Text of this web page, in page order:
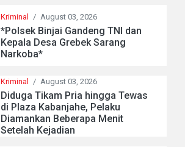
Kriminal / August 03, 2026
*Polsek Binjai Gandeng TNI dan
Kepala Desa Grebek Sarang
Narkoba*
Kriminal / August 03, 2026
Diduga Tikam Pria hingga Tewas
di Plaza Kabanjahe, Pelaku
Diamankan Beberapa Menit
Setelah Kejadian